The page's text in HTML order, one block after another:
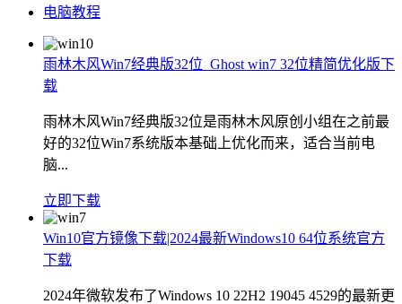
电脑教程
雨林木风Win7经典版32位_Ghost win7 32位精简优化版下
载
雨林木风Win7经典版32位是雨林木风原创小组在之前最
好的32位Win7系统版本基础上优化而来，适合当前电
脑...
立即下载
Win10官方镜像下载|2024最新Windows10 64位系统官方
下载
2024年微软发布了Windows 10 22H2 19045 4529的最新更